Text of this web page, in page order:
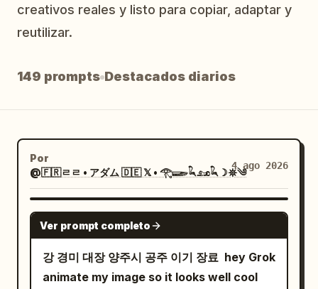
Actualizaciones
creativos reales y listo para copiar, adaptar y
reutilizar.
149 prompts Destacados diarios
Por
@🇫🇷ㄹㄹ • アダム 🇩🇪 𝕏 • 𓂀𓆃𓆗𓃭𓆗☽𖤓༄
4 ago 2026
GROK IMAGINE
Ver prompt completo
강 경미 대장 양주시 공주 이기 장료 ￼ hey Grok
animate my image so it looks well cool